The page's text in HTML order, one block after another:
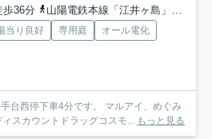
歩36分
山陽電鉄本線「江井ヶ島」駅 徒歩55分
当り良好 専用庭
オール電化
台西停下車4分です。 マルアイ、めぐみ
スカウントドラッグコスモ... もっと見る